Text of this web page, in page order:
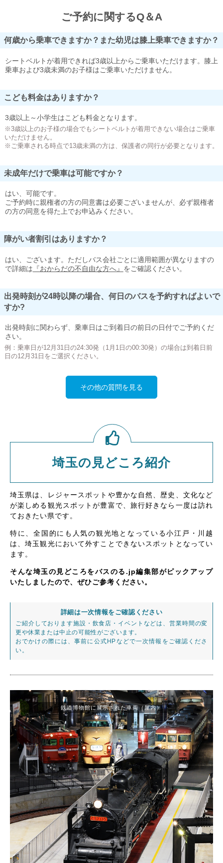
ご予約に関するQ＆A
何歳から乗車できますか？また幼児は膝上乗車できますか？
シートベルトが着用できれば3歳以上からご乗車いただけます。膝上
乗車および3歳未満のお子様はご乗車いただけません。
こども料金はありますか？
3歳以上～小学生はこども料金となります。
※3歳以上のお子様の場合でもシートベルトが着用できない場合はご乗車
いただけません。
※ご乗車される時点で13歳未満の方は、保護者の同行が必要となります。
未成年だけで乗車は可能ですか？
はい、可能です。
ご予約時に親権者の方の同意書は必要ございませんが、必ず親権者
の方の同意を得た上でお申込みください。
障がい者割引はありますか？
はい、ございます。ただしバス会社ごとに適用範囲が異なりますの
で詳細は 『おからだの不自由な方へ』 をご確認ください。
出発時刻が24時以降の場合、何日のバスを予約すればよいで
すか?
出発時刻に関わらず、乗車日はご到着日の前日の日付でご予約くだ
さい。
例：乗車日が12月31日の24:30発（1月1日の00:30発）の場合は到着日前
日の12月31日をご選択ください。
その他の質問を見る
埼玉の見どころ紹介
埼玉県は、レジャースポットや豊かな自然、歴史、文化など
が楽しめる観光スポットが豊富で、旅行好きなら一度は訪れ
ておきたい県です。
特に、全国的にも人気の観光地となっている小江戸・川越
は、埼玉観光において外すことできないスポットとなってい
ます。
そんな埼玉の見どころをバスのる.jp編集部がピックアップ
いたしましたので、ぜひご参考ください。
詳細は一次情報をご確認ください
ご紹介しております施設・飲食店・イベントなどは、営業時間の変
更や休業または中止の可能性がございます。
おでかけの際には、事前に公式HPなどで一次情報をご確認くださ
い。
鉄道博物館に展示された車両（屋内）